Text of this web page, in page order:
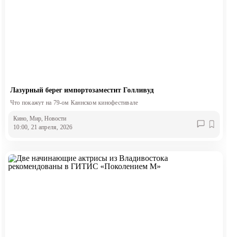
Лазурный берег импортозаместит Голливуд
Что покажут на 79-ом Каннском кинофестивале
Кино, Мир, Новости
10:00, 21 апреля, 2026